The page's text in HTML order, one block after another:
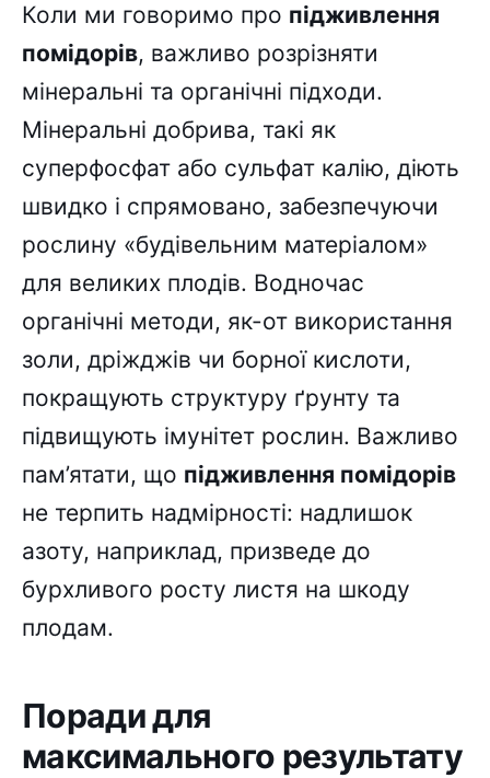
Коли ми говоримо про підживлення
помідорів, важливо розрізняти
мінеральні та органічні підходи.
Мінеральні добрива, такі як
суперфосфат або сульфат калію, діють
швидко і спрямовано, забезпечуючи
рослину «будівельним матеріалом»
для великих плодів. Водночас
органічні методи, як-от використання
золи, дріжджів чи борної кислоти,
покращують структуру ґрунту та
підвищують імунітет рослин. Важливо
пам’ятати, що підживлення помідорів
не терпить надмірності: надлишок
азоту, наприклад, призведе до
бурхливого росту листя на шкоду
плодам.
Поради для
максимального результату